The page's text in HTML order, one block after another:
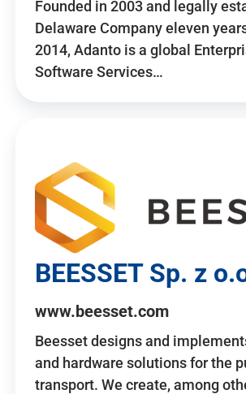
Founded in 2003 and legally
Delaware Company eleven
2014, Adanto is a global
Software Services…
BEESSET Sp. z
www.beesset.com
Beesset designs and
and hardware solutions for the
transport. We create, among